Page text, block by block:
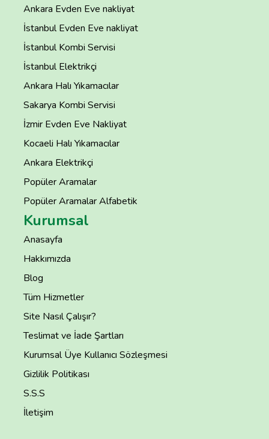
Ankara Evden Eve nakliyat
İstanbul Evden Eve nakliyat
İstanbul Kombi Servisi
İstanbul Elektrikçi
Ankara Halı Yıkamacılar
Sakarya Kombi Servisi
İzmir Evden Eve Nakliyat
Kocaeli Halı Yıkamacılar
Ankara Elektrikçi
Popüler Aramalar
Popüler Aramalar Alfabetik
Kurumsal
Anasayfa
Hakkımızda
Blog
Tüm Hizmetler
Site Nasıl Çalışır?
Teslimat ve İade Şartları
Kurumsal Üye Kullanıcı Sözleşmesi
Gizlilik Politikası
S.S.S
İletişim